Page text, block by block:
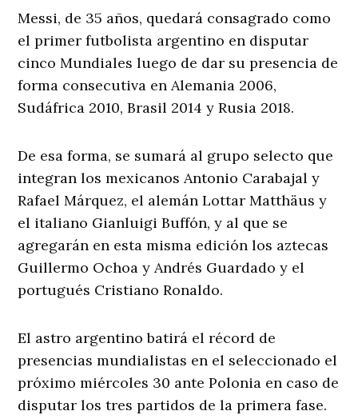
Messi, de 35 años, quedará consagrado como
el primer futbolista argentino en disputar
cinco Mundiales luego de dar su presencia de
forma consecutiva en Alemania 2006,
Sudáfrica 2010, Brasil 2014 y Rusia 2018.
De esa forma, se sumará al grupo selecto que
integran los mexicanos Antonio Carabajal y
Rafael Márquez, el alemán Lottar Matthäus y
el italiano Gianluigi Buffón, y al que se
agregarán en esta misma edición los aztecas
Guillermo Ochoa y Andrés Guardado y el
portugués Cristiano Ronaldo.
El astro argentino batirá el récord de
presencias mundialistas en el seleccionado el
próximo miércoles 30 ante Polonia en caso de
disputar los tres partidos de la primera fase.